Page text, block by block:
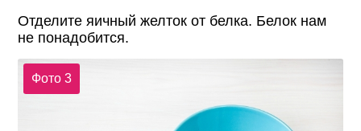
Отделите яичный желток от белка. Белок нам
не понадобится.
Фото 3